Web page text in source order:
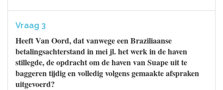
Vraag 3
Heeft Van Oord, dat vanwege een Braziliaanse
betalingsachterstand in mei jl. het werk in de haven
stillegde, de opdracht om de haven van Suape uit te
baggeren tijdig en volledig volgens gemaakte afspraken
uitgevoerd?